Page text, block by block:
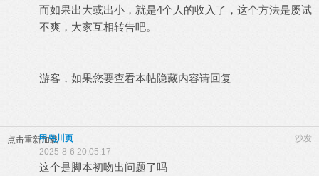
而如果出大或出小，就是4个人的收入了，这个方法是屡试
不爽，大家互相转告吧。
游客，如果您要查看本帖隐藏内容请回复
点击重新加载 沙发
甲鸟川页
2025-8-6 20:05:17
这个是脚本初吻出问题了吗